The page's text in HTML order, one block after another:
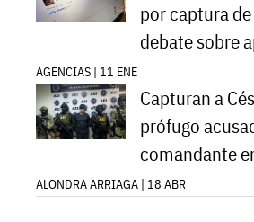
por captura
debate sobre
AGENCIAS | 11 ENE
Capturan a
prófugo
comandante
ALONDRA ARRIAGA | 18 ABR